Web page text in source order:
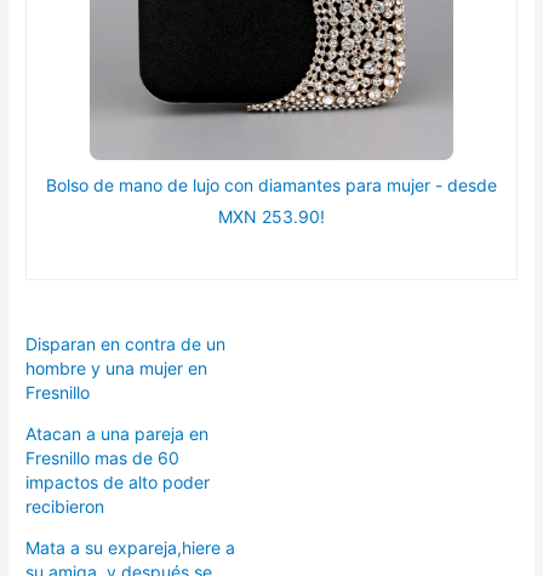
Bolso de mano de lujo con diamantes para mujer - desde
MXN 253.90!
Disparan en contra de un
hombre y una mujer en
Fresnillo
Atacan a una pareja en
Fresnillo mas de 60
impactos de alto poder
recibieron
Mata a su expareja,hiere a